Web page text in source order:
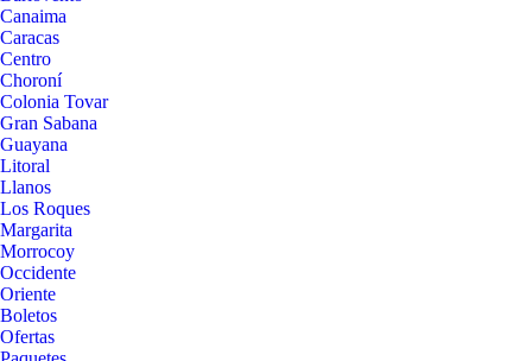
Canaima
Caracas
Centro
Choroní
Colonia Tovar
Gran Sabana
Guayana
Litoral
Llanos
Los Roques
Margarita
Morrocoy
Occidente
Oriente
Boletos
Ofertas